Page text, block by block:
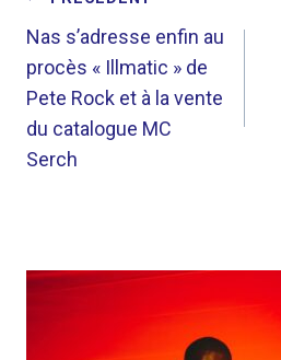
DE
L’ARTICLE
Nas s’adresse enfin au
procès « Illmatic » de
Pete Rock et à la vente
du catalogue MC
Serch